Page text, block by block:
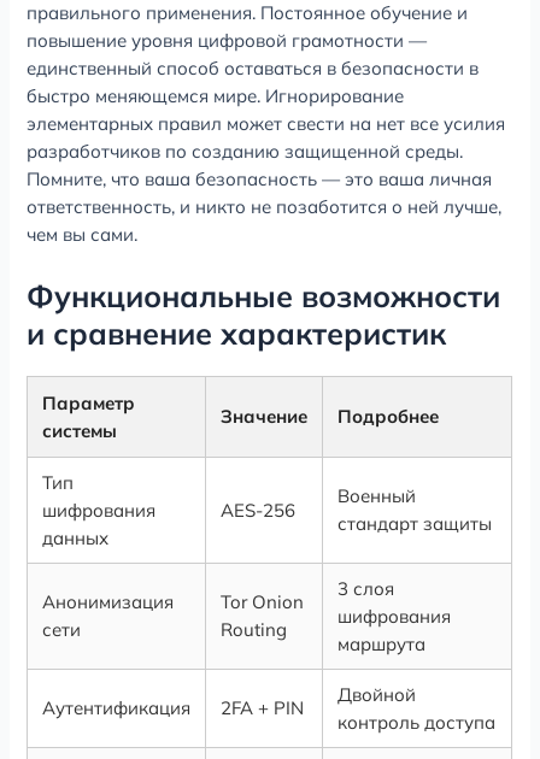
правильного применения. Постоянное обучение и
повышение уровня цифровой грамотности —
единственный способ оставаться в безопасности в
быстро меняющемся мире. Игнорирование
элементарных правил может свести на нет все усилия
разработчиков по созданию защищенной среды.
Помните, что ваша безопасность — это ваша личная
ответственность, и никто не позаботится о ней лучше,
чем вы сами.
Функциональные возможности
и сравнение характеристик
Параметр
системы
Значение Подробнее
Тип
шифрования
данных
AES-256
Военный
стандарт защиты
Анонимизация
сети
Tor Onion
Routing
3 слоя
шифрования
маршрута
Аутентификация 2FA + PIN
Двойной
контроль доступа